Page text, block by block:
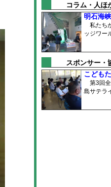
コラム・人ほ
明石海
私たち
ッジワー
スポンサー・
こども
第3回全
島サテラ